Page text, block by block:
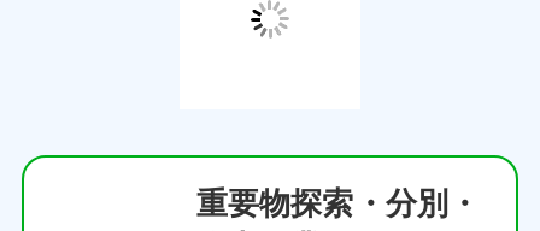
搬出作業
貴重品や権利書、思い出の